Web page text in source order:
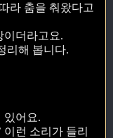
라 춤을 춰왔다고
이더라고요.
리해 봅니다.
있어요.
이런 소리가 들리